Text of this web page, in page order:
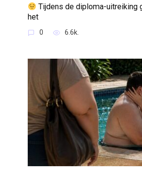
Tijdens de diploma-uitreiking
het
0 6.6k.